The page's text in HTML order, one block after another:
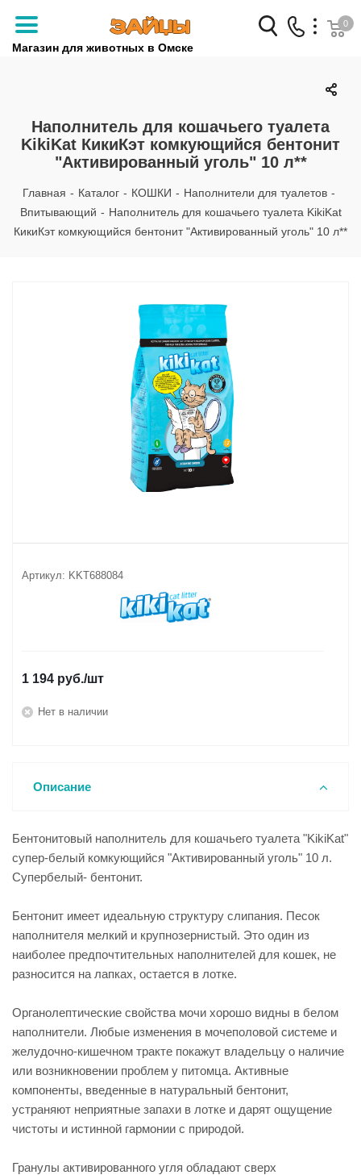
Магазин для животных в Омске
Заказать звонок
+7 (950) 959-88-32
0
Наполнитель для кошачьего туалета
KikiKat КикиКэт комкующийся бентонит
"Активированный уголь" 10 л**
Главная - Каталог - КОШКИ - Наполнители для туалетов -
Впитывающий - Наполнитель для кошачьего туалета KikiKat
КикиКэт комкующийся бентонит "Активированный уголь" 10 л**
Артикул: KKT688084
1 194 руб./шт
Нет в наличии
Описание
Бентонитовый наполнитель для кошачьего туалета "KikiKat"
супер-белый комкующийся "Активированный уголь" 10 л.
Супербелый- бентонит.
Бентонит имеет идеальную структуру слипания. Песок
наполнителя мелкий и крупнозернистый. Это один из
наиболее предпочтительных наполнителей для кошек, не
разносится на лапках, остается в лотке.
Органолептические свойства мочи хорошо видны в белом
наполнители. Любые изменения в мочеполовой системе и
желудочно-кишечном тракте покажут владельцу о наличие
или возникновении проблем у питомца. Активные
компоненты, введенные в натуральный бентонит,
устраняют неприятные запахи в лотке и дарят ощущение
чистоты и истинной гармонии с природой.
Гранулы активированного угля обладают сверх